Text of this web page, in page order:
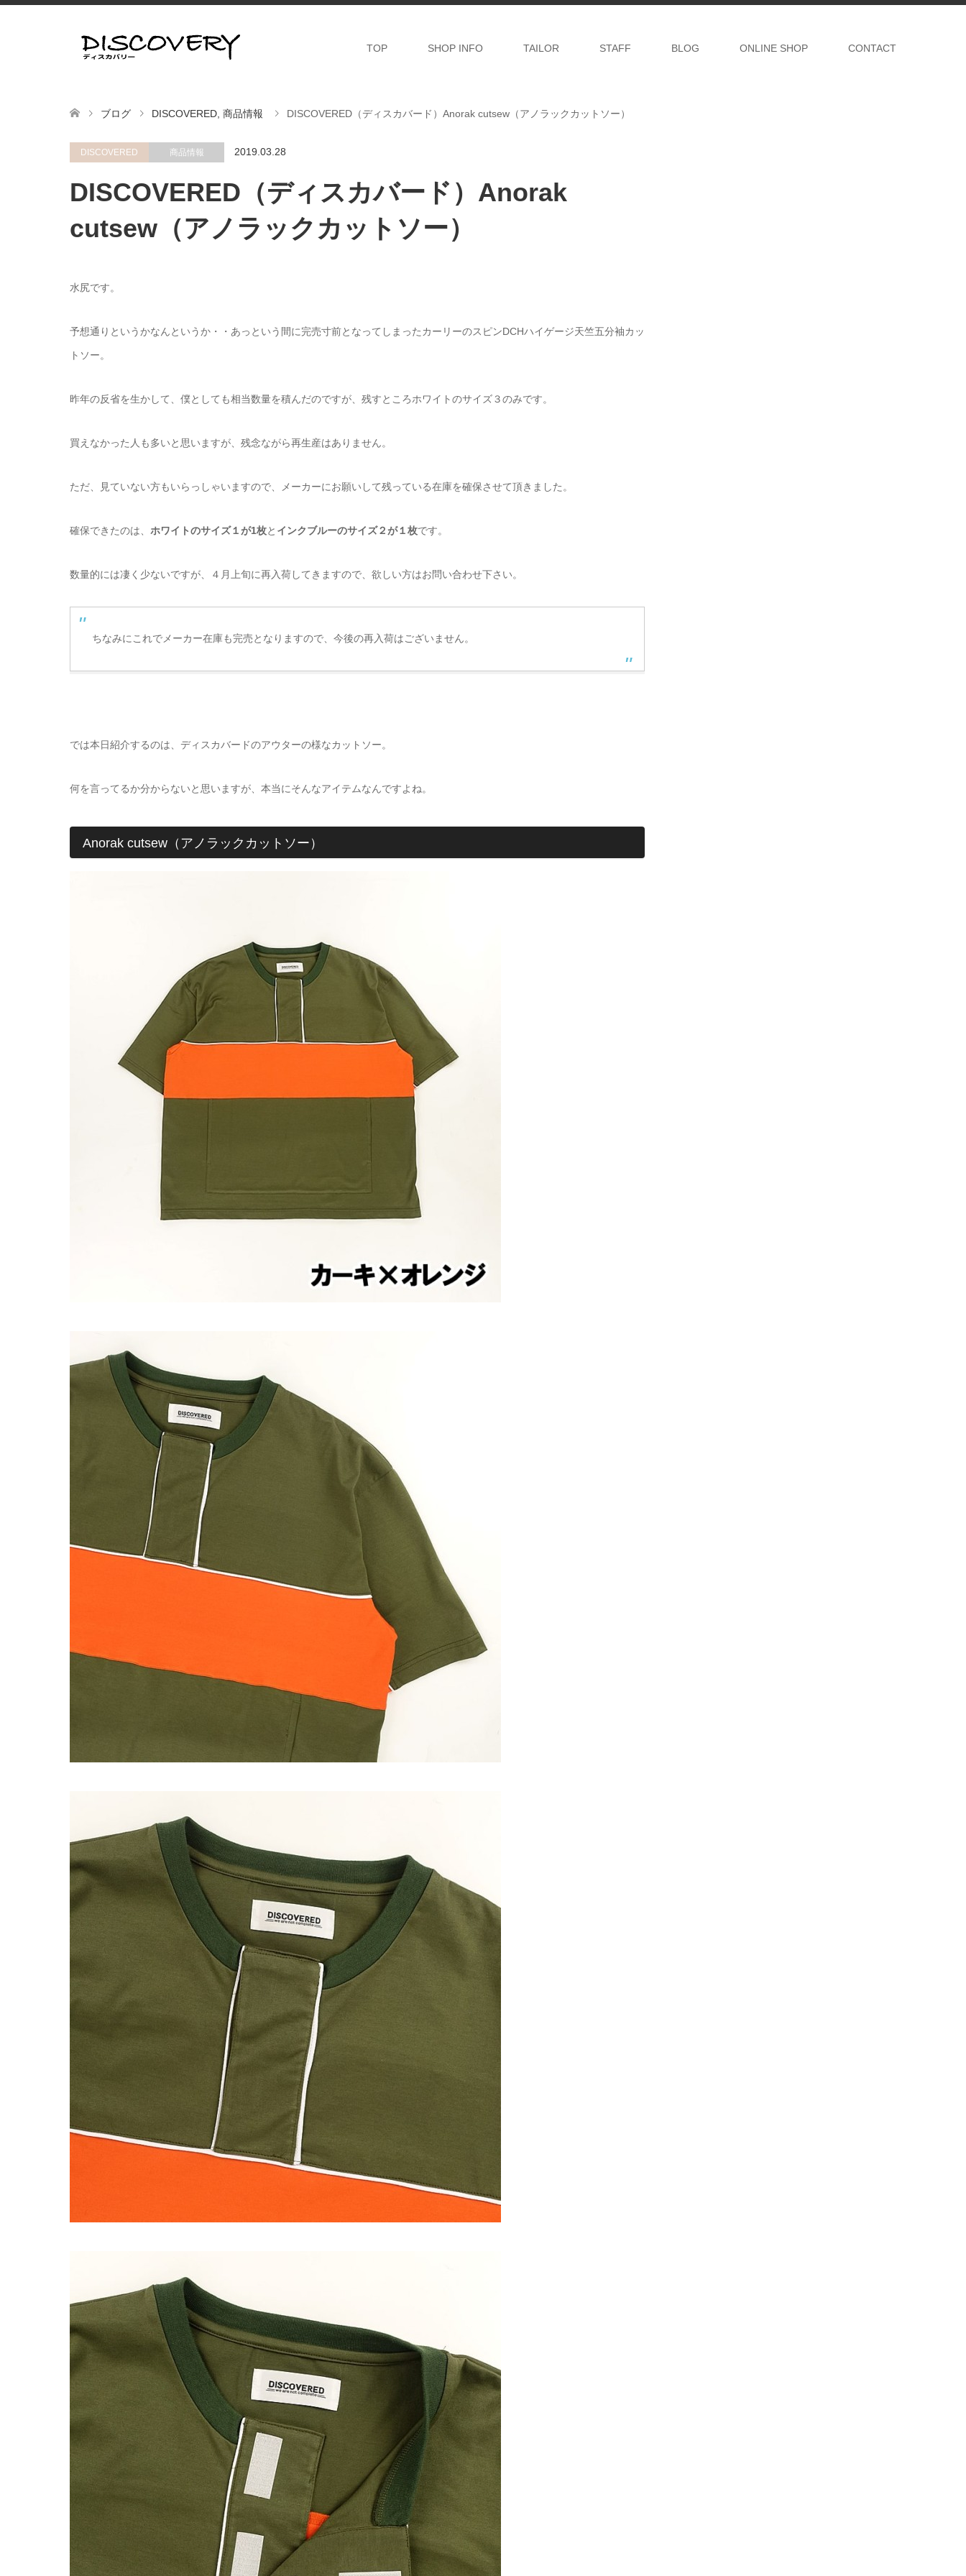
TOP SHOP INFO TAILOR STAFF BLOG ONLINE SHOP CONTACT
ブログ DISCOVERED 商品情報 DISCOVERED（ディスカバード）Anorak cutsew（アノラックカットソー）
DISCOVERED 商品情報 2019.03.28
DISCOVERED（ディスカバード）Anorak
cutsew（アノラックカットソー）
水尻です。
予想通りというかなんというか・・あっという間に完売寸前となってしまったカーリーのスピンDCHハイゲージ天竺五分袖カッ
トソー。
昨年の反省を生かして、僕としても相当数量を積んだのですが、残すところホワイトのサイズ３のみです。
買えなかった人も多いと思いますが、残念ながら再生産はありません。
ただ、見ていない方もいらっしゃいますので、メーカーにお願いして残っている在庫を確保させて頂きました。
確保できたのは、 ホワイトのサイズ１が1枚と インクブルーのサイズ２が１枚です。
数量的には凄く少ないですが、４月上旬に再入荷してきますので、欲しい方はお問い合わせ下さい。
ちなみにこれでメーカー在庫も完売となりますので、今後の再入荷はございません。
では本日紹介するのは、ディスカバードのアウターの様なカットソー。
何を言ってるか分からないと思いますが、本当にそんなアイテムなんですよね。
Anorak cutsew（アノラックカットソー）